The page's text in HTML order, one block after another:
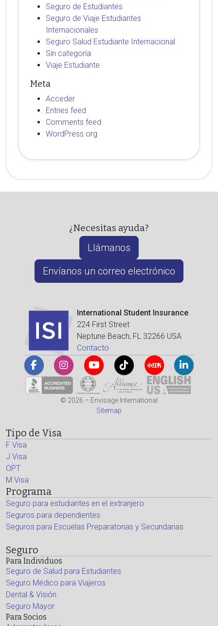
Seguro de Estudiantes
Seguro de Viaje Estudiantes
Internacionales
Seguro Salud Estudiante Internacional
Sin categoría
Viaje Estudiante
Meta
Acceder
Entries feed
Comments feed
WordPress.org
¿Necesitas ayuda?
Llámanos
Envíanos un correo electrónico
International Student Insurance
224 First Street
Neptune Beach, FL 32266 USA
Contacto
© 2026 – Envisage International
Sitemap
Tipo de Visa
F Visa
J Visa
OPT
M Visa
Programa
Seguro para estudiantes en el extranjero
Seguros para dependientes
Seguros para Escuelas Preparatorias y Secundarias
Seguro
Para Individuos
Seguro de Salud para Estudiantes
Seguro Médico para Viajeros
Dental & Visión
Seguro Mayor
Para Socios